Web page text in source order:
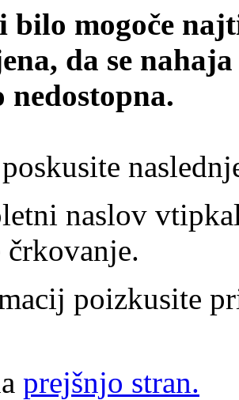
bilo mogoče
da se
naslov
poizkusite
prejšnjo stran.